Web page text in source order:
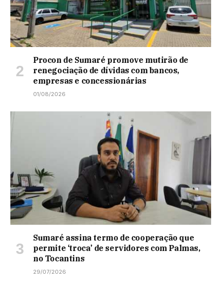
Procon de Sumaré promove mutirão de
renegociação de dívidas com bancos,
empresas e concessionárias
01/08/2026
Sumaré assina termo de cooperação que
permite ‘troca’ de servidores com Palmas,
no Tocantins
29/07/2026